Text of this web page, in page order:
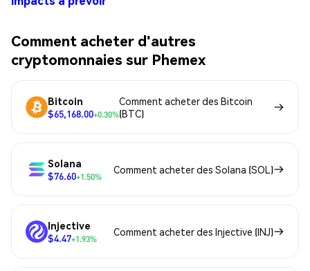
Comment acheter d'autres
cryptomonnaies sur Phemex
Bitcoin
$65,168.00+0.30%
Comment acheter des Bitcoin
(BTC)
Solana
$76.60+1.50%
Comment acheter des Solana (SOL)
Injective
$4.47+1.93%
Comment acheter des Injective (INJ)